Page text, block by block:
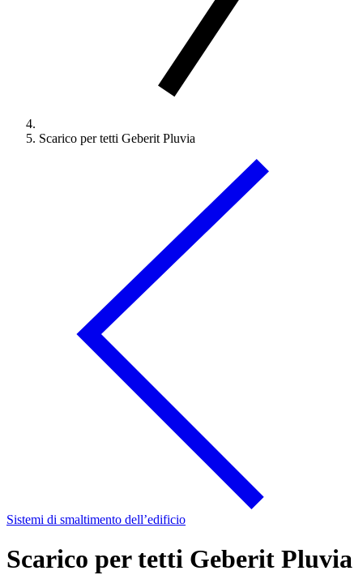
Scarico per tetti Geberit Pluvia
Sistemi di smaltimento dell’edificio
Scarico per tetti Geberit Pluvia